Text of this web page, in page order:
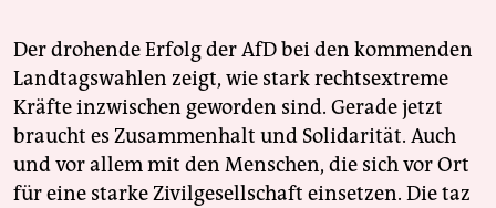
Der drohende Erfolg der AfD bei den kommenden
Landtagswahlen zeigt, wie stark rechtsextreme
Kräfte inzwischen geworden sind. Gerade jetzt
braucht es Zusammenhalt und Solidarität. Auch
und vor allem mit den Menschen, die sich vor Ort
für eine starke Zivilgesellschaft einsetzen. Die taz